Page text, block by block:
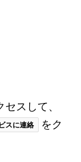
セスして、
スに連絡
をク